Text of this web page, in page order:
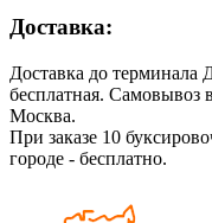
Доставка:
Доставка до
бесплатная. Самовывоз
Москва.
При заказе 10
городе - бесплатно.